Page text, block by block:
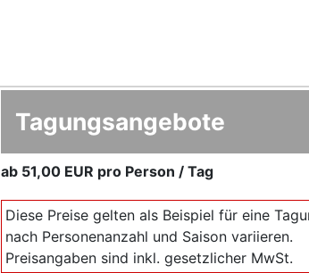
Tagungsangebote
ab 51,00 EUR pro Person / Tag
Diese Preise gelten als Beispiel für eine
nach Personenanzahl und Saison variieren.
Preisangaben sind inkl. gesetzlicher MwSt.